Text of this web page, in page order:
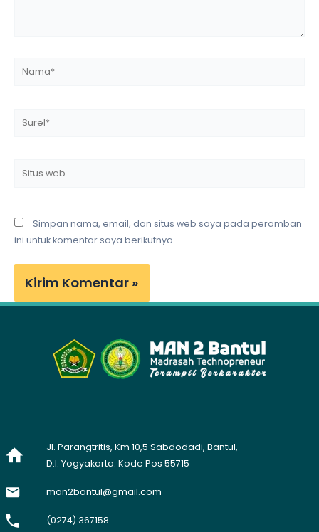
Nama*
Situs
Simpan nama, email, dan situs web saya pada peramban
ini untuk komentar saya berikutnya.
Jl. Parangtritis, Km 10,5 Sabdodadi, Bantul,
D.I. Yogyakarta. Kode Pos 55715
man2bantul@gmail.com
(0274) 367158